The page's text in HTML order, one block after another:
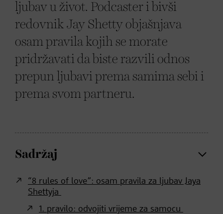
ljubav u život. Podcaster i bivši
redovnik Jay Shetty objašnjava
osam pravila kojih se morate
pridržavati da biste razvili odnos
prepun ljubavi prema samima sebi i
prema svom partneru.
Sadržaj
“8 rules of love”: osam pravila za ljubav Jaya
Shettyja
1. pravilo: odvojiti vrijeme za samocu